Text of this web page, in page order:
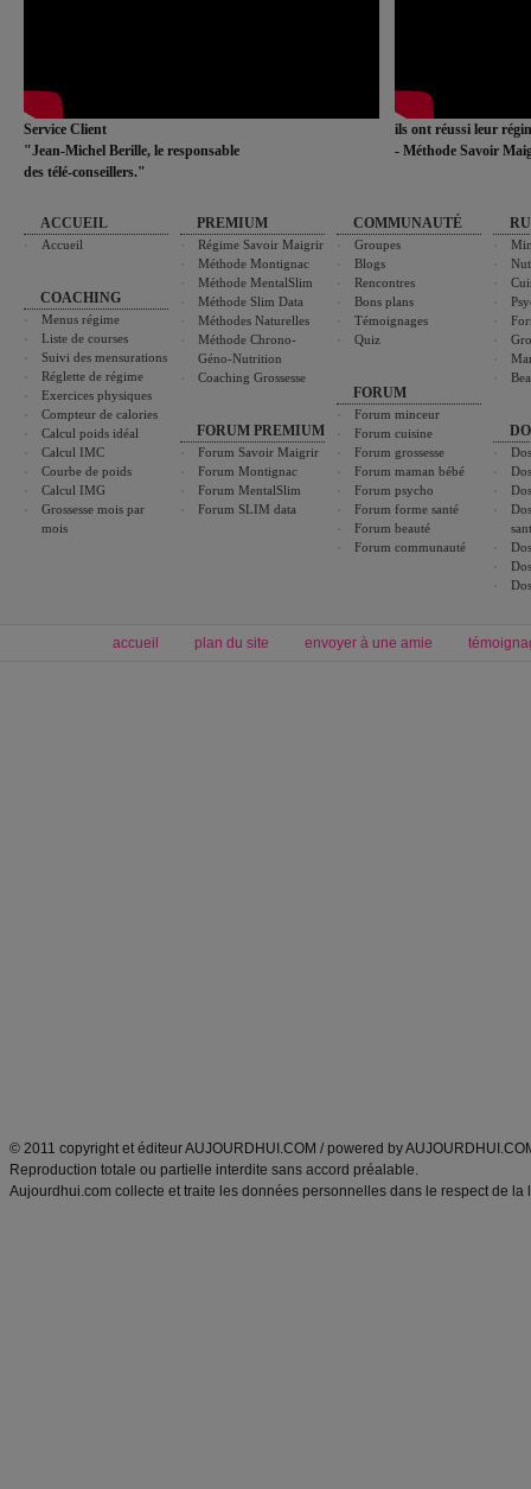
Service Client
"Jean-Michel Berille, le responsable
des télé-conseillers."
ils ont réussi leur
- Méthode Savoir
ACCUEIL
Accueil
COACHING
Menus régime
Liste de courses
Suivi des mensurations
Réglette de régime
Exercices physiques
Compteur de calories
Calcul poids idéal
Calcul IMC
Courbe de poids
Calcul IMG
Grossesse mois par
mois
PREMIUM
Régime Savoir Maigrir
Méthode Montignac
Méthode MentalSlim
Méthode Slim Data
Méthodes Naturelles
Méthode Chrono-
Géno-Nutrition
Coaching Grossesse
FORUM PREMIUM
Forum Savoir Maigrir
Forum Montignac
Forum MentalSlim
Forum SLIM data
COMMUNAUTÉ
Groupes
Blogs
Rencontres
Bons plans
Témoignages
Quiz
FORUM
Forum minceur
Forum cuisine
Forum grossesse
Forum maman bébé
Forum psycho
Forum forme santé
Forum beauté
Forum communauté
accueil plan du site envoyer à une amie
© 2011 copyright et éditeur AUJOURDHUI.COM / powered by
Reproduction totale ou partielle interdite sans accord préalable.
Aujourdhui.com collecte et traite les données personnelles dans le respect de